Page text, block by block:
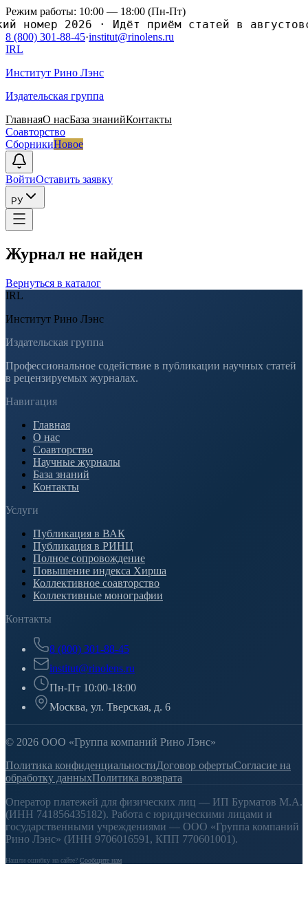
Режим работы: 10:00 — 18:00 (Пн-Пт)
2026· Идёт приём статей в
8 (800) 301-88-45·institut@rinolens.ru
IRL
Институт Рино Лэнс
Издательская группа
ГлавнаяО насБаза знанийКонтакты
Соавторство
СборникиНовое
ВойтиОставить заявку
РУ
Журнал не найден
Вернуться в каталог
IRL
Институт Рино Лэнс
Издательская группа
Профессиональное содействие в публикации научных статей
в рецензируемых журналах.
Навигация
Главная
О нас
Соавторство
Научные журналы
База знаний
Контакты
Услуги
Публикация в ВАК
Публикация в РИНЦ
Полное сопровождение
Повышение индекса Хирша
Коллективное соавторство
Коллективные монографии
Контакты
8 (800) 301-88-45
institut@rinolens.ru
Пн-Пт 10:00-18:00
Москва, ул. Тверская, д. 6
© 2026 ООО «Группа компаний Рино Лэнс»
Политика конфиденциальностиДоговор офертыСогласие на
обработку данныхПолитика возврата
Оператор платежей для физических лиц — ИП Бурматов М.А.
(ИНН 741856435182). Работа с юридическими лицами и
государственными учреждениями — ООО «Группа компаний
Рино Лэнс» (ИНН 9706016591, КПП 770601001).
Нашли ошибку на сайте? Сообщите нам